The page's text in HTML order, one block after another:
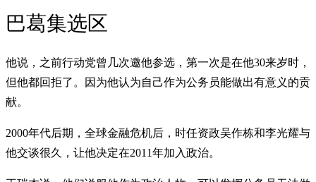
巴葛集选区
他说，之前行动党曾几次邀他参选，第一次是在他30来岁时，
但他都回拒了。因为他认为自己作为公务员能做出有意义的贡
献。
2000年代后期，全球金融危机后，时任资政吴作栋和李光耀与
他交谈很久，让他决定在2011年加入政治。